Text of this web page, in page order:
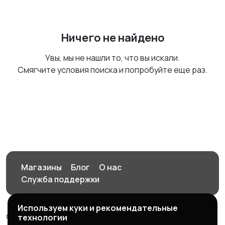
Ничего не найдено
Увы, мы не нашли то, что вы искали.
Смягчите условия поиска и попробуйте еще раз.
Магазины Блог
О нас
Служба поддержки
© 2026 Орен-АЙ - Авто | Недвижимость | Работа |
Используем куки и рекомендательные
технологии